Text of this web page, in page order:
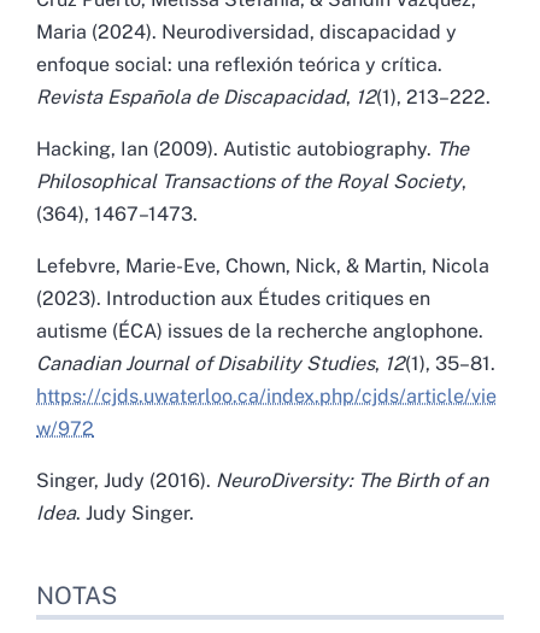
Maria (2024). Neurodiversidad, discapacidad y
enfoque social: una reflexión teórica y crítica.
Revista Española de Discapacidad, 12(1), 213–222.
Hacking, Ian (2009). Autistic autobiography. The
Philosophical Transactions of the Royal Society,
(364), 1467–1473.
Lefebvre, Marie-Eve, Chown, Nick, & Martin, Nicola
(2023). Introduction aux Études critiques en
autisme (ÉCA) issues de la recherche anglophone.
Canadian Journal of Disability Studies, 12(1), 35–81.
https://cjds.uwaterloo.ca/index.php/cjds/article/vie
w/972
Singer, Judy (2016). NeuroDiversity: The Birth of an
Idea. Judy Singer.
NOTAS